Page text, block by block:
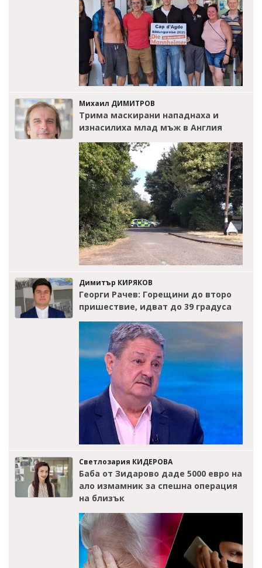
Михаил ДИМИТРОВ
Трима маскирани нападнаха и
изнасилиха млад мъж в Англия
Димитър КИРЯКОВ
Георги Рачев: Горещини до второ
пришествие, идват до 39 градуса
Светлозария КИДЕРОВА
Баба от Зидарово даде 5000 евро на
ало измамник за спешна операция
на близък